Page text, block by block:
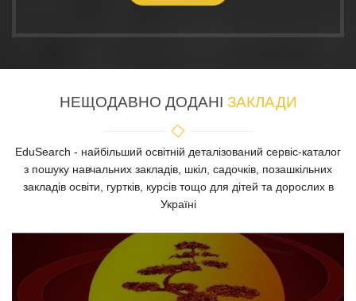
НЕЩОДАВНО ДОДАНІ ЗАКЛАДИ
EduSearch - найбільший освітній деталізований сервіс-каталог
з пошуку навчальних закладів, шкіл, садочків, позашкільних
закладів освіти, гуртків, курсів тощо для дітей та дорослих в
Україні